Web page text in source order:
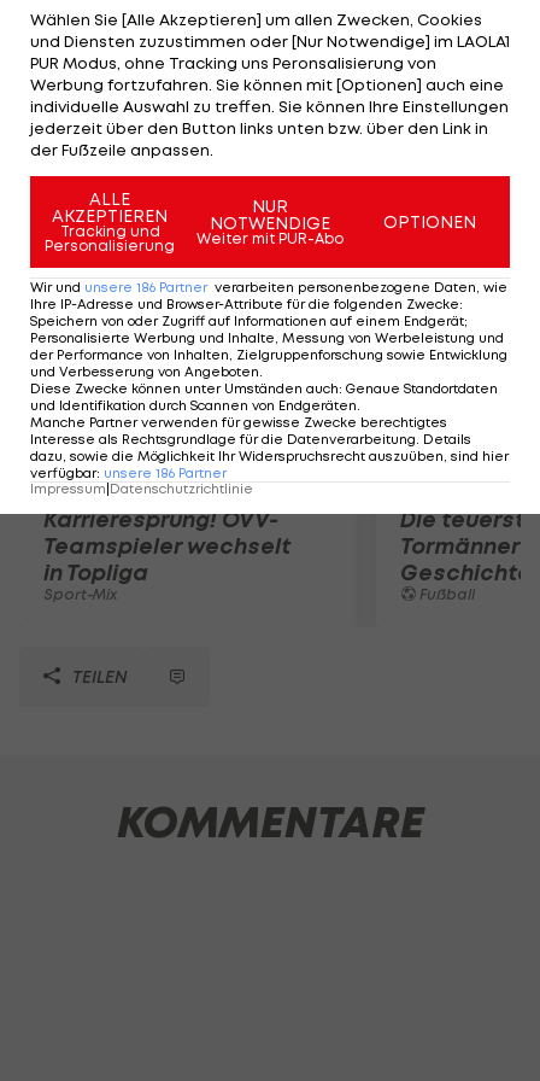
einen Vierjahres-Vertrag. Dem Offensivmann
gelang es bei den "Blues" nicht, sich einen
Stammplatz zu erspielen. Der Transfer ist bereits
die zweite Transaktion des Sommers zwischen
Chelsea und Lille. Jungstar Eden Hazard
übersiedelte von Nordfrankreich an die Themse.
Mehr zum Thema
Karrieresprung! ÖVV-
Teamspieler wechselt
in Topliga
Sport-Mix
Die
Tormänner
Geschichte
Fußball
TEILEN
KOMMENTARE
Wählen Sie [Alle Akzeptieren] um allen Zwecken, Cookies
und Diensten zuzustimmen oder [Nur Notwendige] im LAOLA1
PUR Modus, ohne Tracking uns Peronsalisierung von
Werbung fortzufahren. Sie können mit [Optionen] auch eine
individuelle Auswahl zu treffen. Sie können Ihre Einstellungen
jederzeit über den Button links unten bzw. über den Link in
der Fußzeile anpassen.
ALLE
AKZEPTIEREN
Tracking und
Personalisierung
NUR
NOTWENDIGE
Weiter mit PUR-Abo
OPTIONEN
Wir und unsere 186 Partner verarbeiten personenbezogene Daten, wie
Ihre IP-Adresse und Browser-Attribute für die folgenden Zwecke:
Speichern von oder Zugriff auf Informationen auf einem Endgerät;
Personalisierte Werbung und Inhalte, Messung von Werbeleistung und
der Performance von Inhalten, Zielgruppenforschung sowie Entwicklung
und Verbesserung von Angeboten.
Diese Zwecke können unter Umständen auch: Genaue Standortdaten
und Identifikation durch Scannen von Endgeräten.
Manche Partner verwenden für gewisse Zwecke berechtigtes
Interesse als Rechtsgrundlage für die Datenverarbeitung. Details
dazu, sowie die Möglichkeit Ihr Widerspruchsrecht auszuüben, sind hier
verfügbar: unsere 186 Partner
Impressum Datenschutzrichtlinie